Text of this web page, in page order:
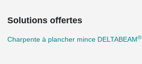
Solutions offertes
Charpente à plancher mince DELTABEAM®